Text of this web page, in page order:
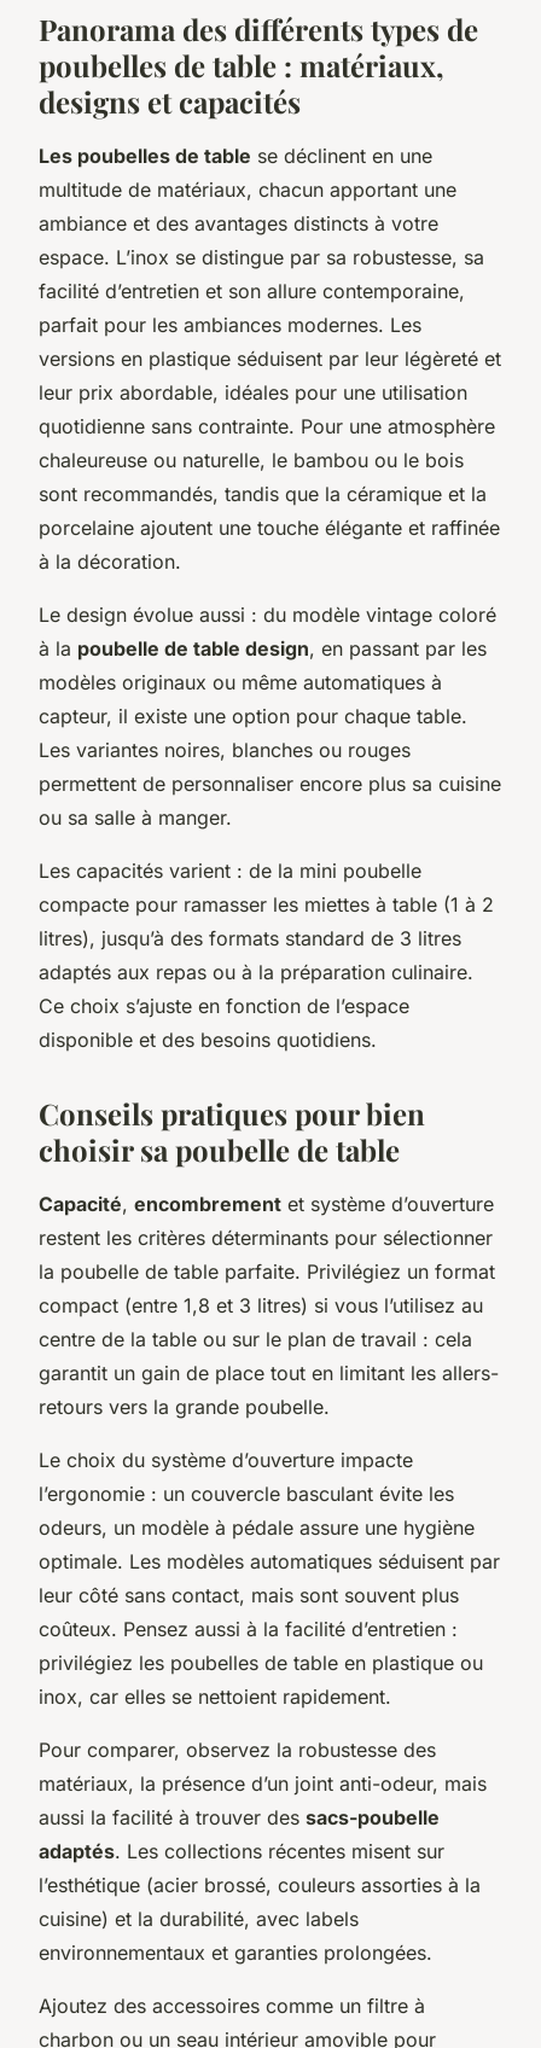
Panorama des différents types de
poubelles de table : matériaux,
designs et capacités
Les poubelles de table se déclinent en une
multitude de matériaux, chacun apportant une
ambiance et des avantages distincts à votre
espace. L’inox se distingue par sa robustesse, sa
facilité d’entretien et son allure contemporaine,
parfait pour les ambiances modernes. Les
versions en plastique séduisent par leur légèreté et
leur prix abordable, idéales pour une utilisation
quotidienne sans contrainte. Pour une atmosphère
chaleureuse ou naturelle, le bambou ou le bois
sont recommandés, tandis que la céramique et la
porcelaine ajoutent une touche élégante et raffinée
à la décoration.
Le design évolue aussi : du modèle vintage coloré
à la poubelle de table design, en passant par les
modèles originaux ou même automatiques à
capteur, il existe une option pour chaque table.
Les variantes noires, blanches ou rouges
permettent de personnaliser encore plus sa cuisine
ou sa salle à manger.
Les capacités varient : de la mini poubelle
compacte pour ramasser les miettes à table (1 à 2
litres), jusqu’à des formats standard de 3 litres
adaptés aux repas ou à la préparation culinaire.
Ce choix s’ajuste en fonction de l’espace
disponible et des besoins quotidiens.
Conseils pratiques pour bien
choisir sa poubelle de table
Capacité, encombrement et système d’ouverture
restent les critères déterminants pour sélectionner
la poubelle de table parfaite. Privilégiez un format
compact (entre 1,8 et 3 litres) si vous l’utilisez au
centre de la table ou sur le plan de travail : cela
garantit un gain de place tout en limitant les allers-
retours vers la grande poubelle.
Le choix du système d’ouverture impacte
l’ergonomie : un couvercle basculant évite les
odeurs, un modèle à pédale assure une hygiène
optimale. Les modèles automatiques séduisent par
leur côté sans contact, mais sont souvent plus
coûteux. Pensez aussi à la facilité d’entretien :
privilégiez les poubelles de table en plastique ou
inox, car elles se nettoient rapidement.
Pour comparer, observez la robustesse des
matériaux, la présence d’un joint anti-odeur, mais
aussi la facilité à trouver des sacs-poubelle
adaptés. Les collections récentes misent sur
l’esthétique (acier brossé, couleurs assorties à la
cuisine) et la durabilité, avec labels
environnementaux et garanties prolongées.
Ajoutez des accessoires comme un filtre à
charbon ou un seau intérieur amovible pour